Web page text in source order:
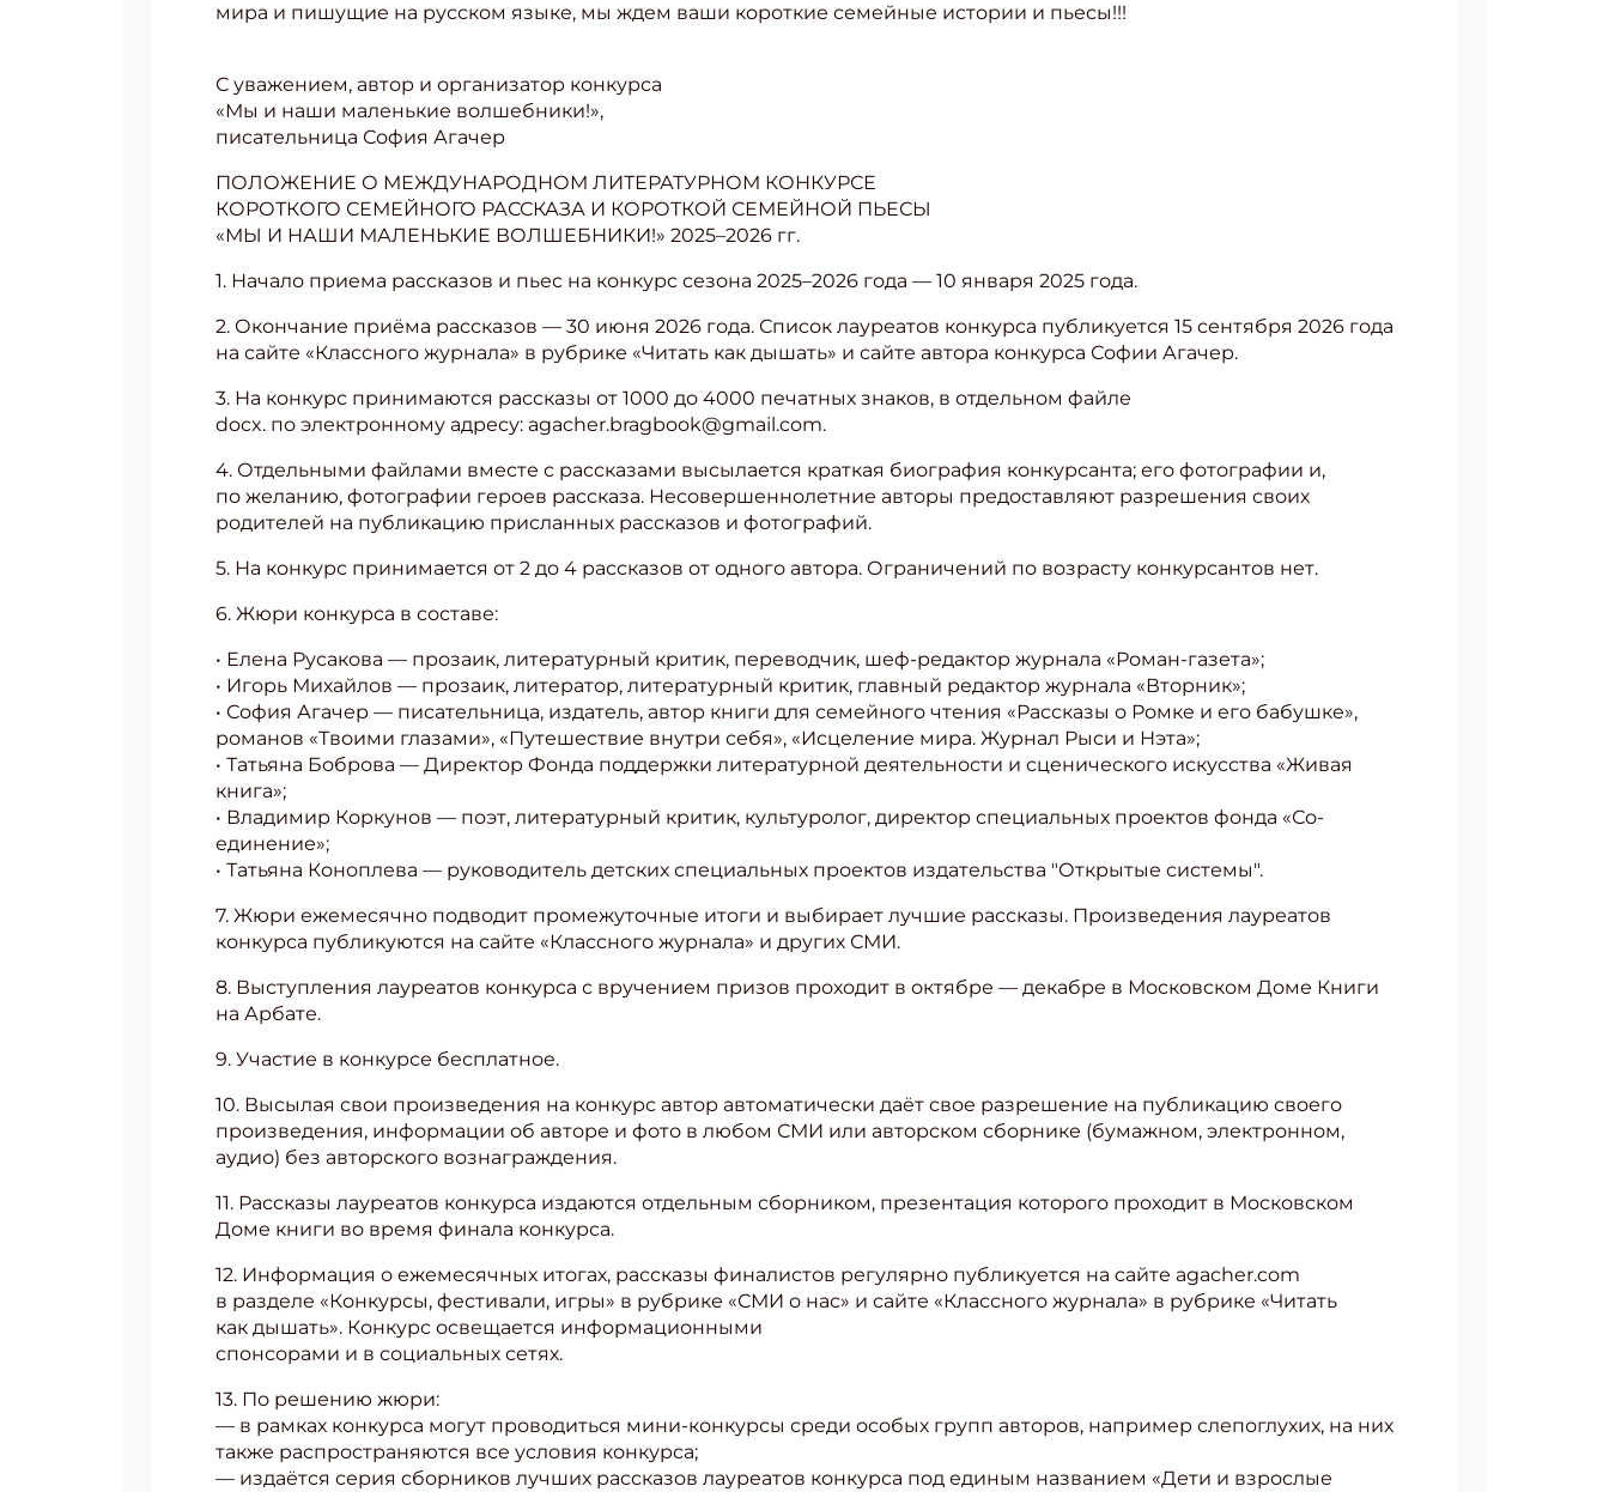
мира и пишущие на русском языке, мы ждем ваши короткие семейные истории и пьесы!!!
С уважением, автор и организатор конкурса
‌«Мы и наши маленькие волшебники!»,
‌писательница София Агачер
‌ПОЛОЖЕНИЕ О МЕЖДУНАРОДНОМ ЛИТЕРАТУРНОМ КОНКУРСЕ
КОРОТКОГО СЕМЕЙНОГО РАССКАЗА И КОРОТКОЙ СЕМЕЙНОЙ ПЬЕСЫ
«МЫ И НАШИ МАЛЕНЬКИЕ ВОЛШЕБНИКИ!» 2025–2026 гг.
1. Начало приема рассказов и пьес на конкурс сезона 2025–2026 года — 10 января 2025 года.
2. Окончание приёма рассказов — 30 июня 2026 года. Список лауреатов конкурса публикуется 15 сентября 2026 года
на сайте «Классного журнала» в рубрике «Читать как дышать» и сайте автора конкурса Софии Агачер.
3. На конкурс принимаются рассказы от 1000 до 4000 печатных знаков, в отдельном файле
docx. по электронному адресу: agacher.bragbook@gmail.com.
4. Отдельными файлами вместе с рассказами высылается краткая биография конкурсанта; его фотографии и,
по желанию, фотографии героев рассказа. Несовершеннолетние авторы предоставляют разрешения своих
родителей на публикацию присланных рассказов и фотографий.
5. На конкурс принимается от 2 до 4 рассказов от одного автора. Ограничений по возрасту конкурсантов нет.
6. Жюри конкурса в составе:
• Елена Русакова — прозаик, литературный критик, переводчик, шеф-редактор журнала «Роман-газета»;
• Игорь Михайлов — прозаик, литератор, литературный критик, главный редактор журнала «Вторник»;
• София Агачер — писательница, издатель, автор книги для семейного чтения «Рассказы о Ромке и его бабушке»,
романов «Твоими глазами», «Путешествие внутри себя», «Исцеление мира. Журнал Рыси и Нэта»;
• Татьяна Боброва — Директор Фонда поддержки литературной деятельности и сценического искусства «Живая
книга»;
• Владимир Коркунов — поэт, литературный критик, культуролог, директор специальных проектов фонда «Со-
единение»;
• Татьяна Коноплева — руководитель детских специальных проектов издательства "Открытые системы".
7. Жюри ежемесячно подводит промежуточные итоги и выбирает лучшие рассказы. Произведения лауреатов
конкурса публикуются на сайте «Классного журнала» и других СМИ.
8. Выступления лауреатов конкурса с вручением призов проходит в октябре — декабре в Московском Доме Книги
на Арбате.
9. Участие в конкурсе бесплатное.
10. Высылая свои произведения на конкурс автор автоматически даёт свое разрешение на публикацию своего
произведения, информации об авторе и фото в любом СМИ или авторском сборнике (бумажном, электронном,
аудио) без авторского вознаграждения.
11. Рассказы лауреатов конкурса издаются отдельным сборником, презентация которого проходит в Московском
Доме книги во время финала конкурса.
12. Информация о ежемесячных итогах, рассказы финалистов регулярно публикуется на сайте agacher.com
в разделе «Конкурсы, фестивали, игры» в рубрике «СМИ о нас» и сайте «Классного журнала» в рубрике «Читать
как дышать». Конкурс освещается информационными
спонсорами и в социальных сетях.
13. По решению жюри:
— в рамках конкурса могут проводиться мини-конкурсы среди особых групп авторов, например слепоглухих, на них
также распространяются все условия конкурса;
— издаётся серия сборников лучших рассказов лауреатов конкурса под единым названием «Дети и взрослые
Укажите Ваш Email